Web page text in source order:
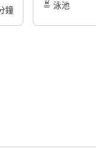
鐘
泳池